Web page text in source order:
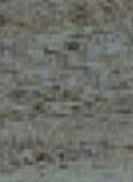
MERLO NA ŚWIECIE
TECHNOLOGIE
DEVELOPER
EXTRACT OF GENERAL
PURCHASING CONDITIONS
IT - TEAM VIEWER
SAV - TEAM VIEWER
WYWIADY
KONTAKT